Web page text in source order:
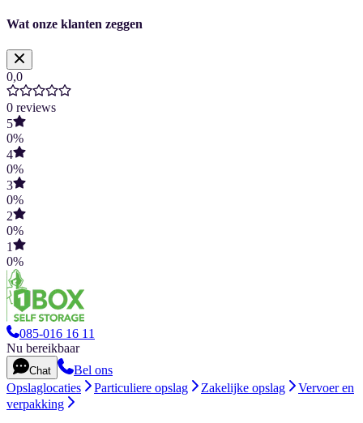
Wat onze klanten zeggen
0,0
0 reviews
5
0%
4
0%
3
0%
2
0%
1
0%
085-016 16 11
Nu bereikbaar
Chat
Bel ons
Opslaglocaties
Particuliere opslag Zakelijke opslag
Vervoer en
verpakking